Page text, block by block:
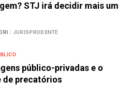
STJ irá decidir mais um
| JURISPRUDENTE
público-privadas e o
de precatórios